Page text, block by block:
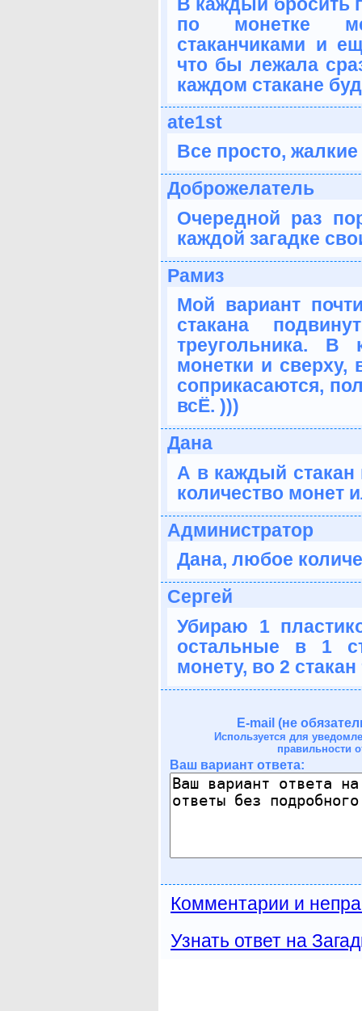
по монетке
стаканчиками и
что бы лежала
каждом стакане
ate1st
Все просто,
Доброжелатель
Очередной раз
каждой загадке
Рамиз
Мой вариант
стакана
треугольника. В
монетки и сверху,
соприкасаются,
всЁ. )))
Дана
А в каждый стакан
количество монет
Администратор
Дана, любое
Сергей
Убираю 1
остальные в 1
монету, во 2 стакан
E-mail (не
Используется для
правильности
Ваш вариант ответа:
Комментарии и
Узнать ответ на